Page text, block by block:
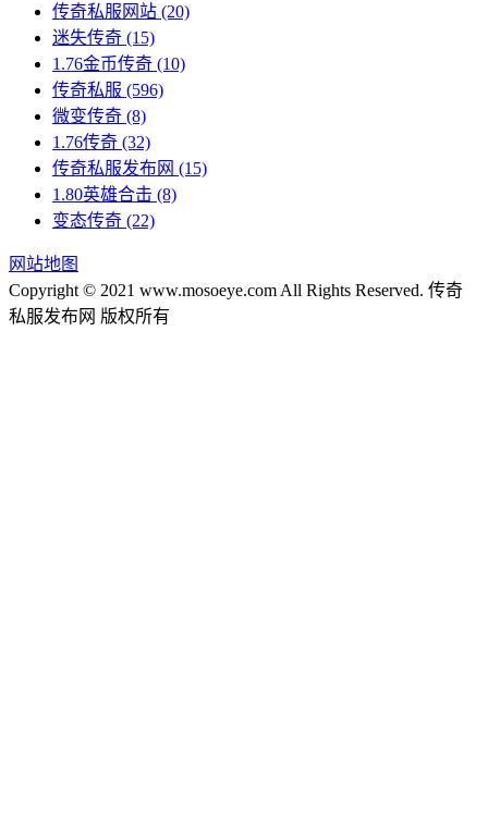
传奇私服网站 (20)
迷失传奇 (15)
1.76金币传奇 (10)
传奇私服 (596)
微变传奇 (8)
1.76传奇 (32)
传奇私服发布网 (15)
1.80英雄合击 (8)
变态传奇 (22)
网站地图
Copyright © 2021 www.mosoeye.com All Rights Reserved. 传奇
私服发布网 版权所有